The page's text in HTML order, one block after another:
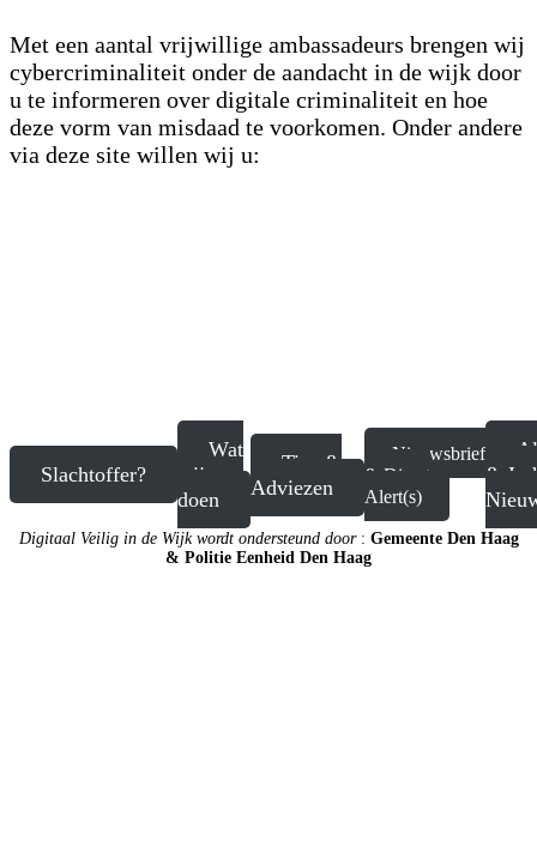
Met een aantal vrijwillige ambassadeurs brengen wij
cybercriminaliteit onder de aandacht in de wijk door
u te informeren over digitale criminaliteit en hoe
deze vorm van misdaad te voorkomen. Onder andere
via deze site willen wij u:
Slachtoffer?
Wat
wij
doen
Tips &
Adviezen
Nieuwsbrief
& Direct
Alert(s)
& In
Digitaal Veilig in de Wijk wordt ondersteund door: Gemeente Den Haag
& Politie Eenheid Den Haag